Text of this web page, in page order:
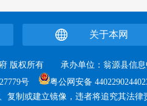
关于本网
府 版权所有 承办单位：翁源县
号
粤公网安备
复制或建立镜像，违者将追究其法律